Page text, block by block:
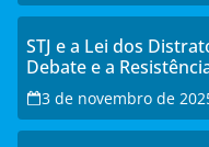
STJ e a Lei dos
Debate e a
3 de novembro de